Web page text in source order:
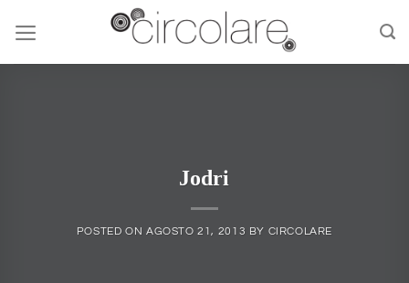
content
Jodri
POSTED ON AGOSTO 21, 2013 BY CIRCOLARE